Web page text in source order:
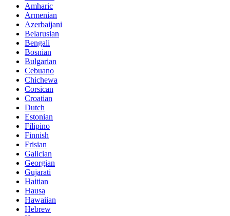
Amharic
Armenian
Azerbaijani
Belarusian
Bengali
Bosnian
Bulgarian
Cebuano
Chichewa
Corsican
Croatian
Dutch
Estonian
Filipino
Finnish
Frisian
Galician
Georgian
Gujarati
Haitian
Hausa
Hawaiian
Hebrew